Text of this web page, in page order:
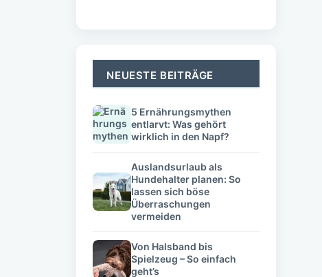
NEUESTE BEITRÄGE
5 Ernährungsmythen
entlarvt: Was gehört
wirklich in den Napf?
Auslandsurlaub als
Hundehalter planen: So
lassen sich böse
Überraschungen
vermeiden
Von Halsband bis
Spielzeug – So einfach
geht’s